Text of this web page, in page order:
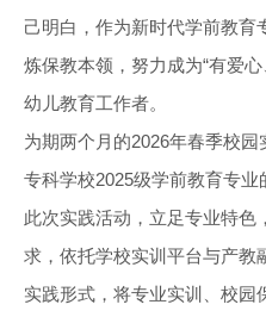
己明白，作为新时代学前教育
炼保教本领，努力成为“有爱
幼儿教育工作者。
为期两个月的2026年春季校
专科学校2025级学前教育专业
此次实践活动，立足专业特色
求，依托学校实训平台与产教
实践形式，将专业实训、校园